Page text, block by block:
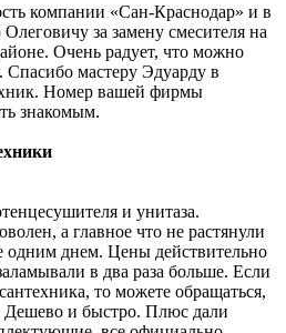
компании «Сан-Краснодар» и в
за замену смесителя на
Очень радует, что можно
Спасибо мастеру Эдуарду в
Номер вашей фирмы
знакомым.
и унитаза.
а главное что не растянули
одним днем. Цены действительно
в два раза больше. Если
то можете обращаться,
Дешево и быстро. Плюс дали